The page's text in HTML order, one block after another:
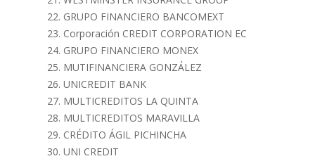
GRUPO FINANCIERO BANCOMEXT
Corporación CREDIT CORPORATION EC
GRUPO FINANCIERO MONEX
MUTIFINANCIERA GONZÁLEZ
UNICREDIT BANK
MULTICREDITOS LA QUINTA
MULTICREDITOS MARAVILLA
CRÉDITO ÁGIL PICHINCHA
UNI CREDIT